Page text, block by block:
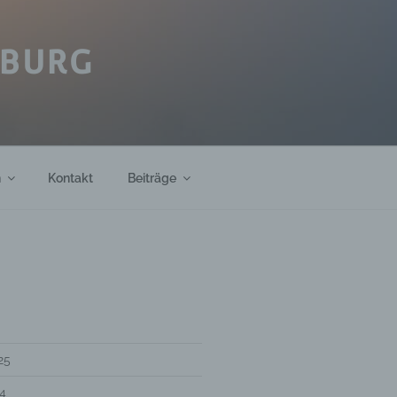
Kontakt Beiträge